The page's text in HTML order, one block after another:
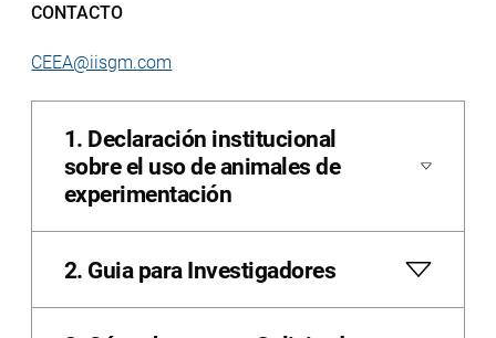
CONTACTO
CEEA@iisgm.com
1. Declaración institucional
sobre el uso de animales de
experimentación
2. Guia para Investigadores